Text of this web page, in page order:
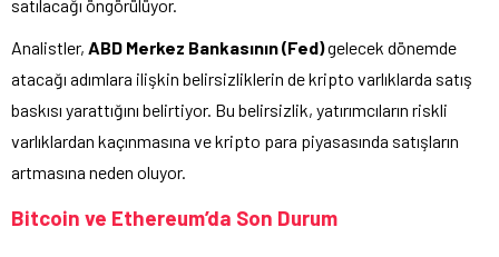
satılacağı öngörülüyor.
Analistler, ABD Merkez Bankasının (Fed)gelecek dönemde
atacağı adımlara ilişkin belirsizliklerin de kripto varlıklarda satış
baskısı yarattığını belirtiyor. Bu belirsizlik, yatırımcıların riskli
varlıklardan kaçınmasına ve kripto para piyasasında satışların
artmasına neden oluyor.
Bitcoin ve Ethereum’da Son Durum